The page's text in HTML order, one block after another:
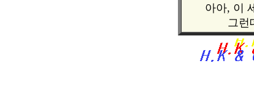
아아, 이 세
그